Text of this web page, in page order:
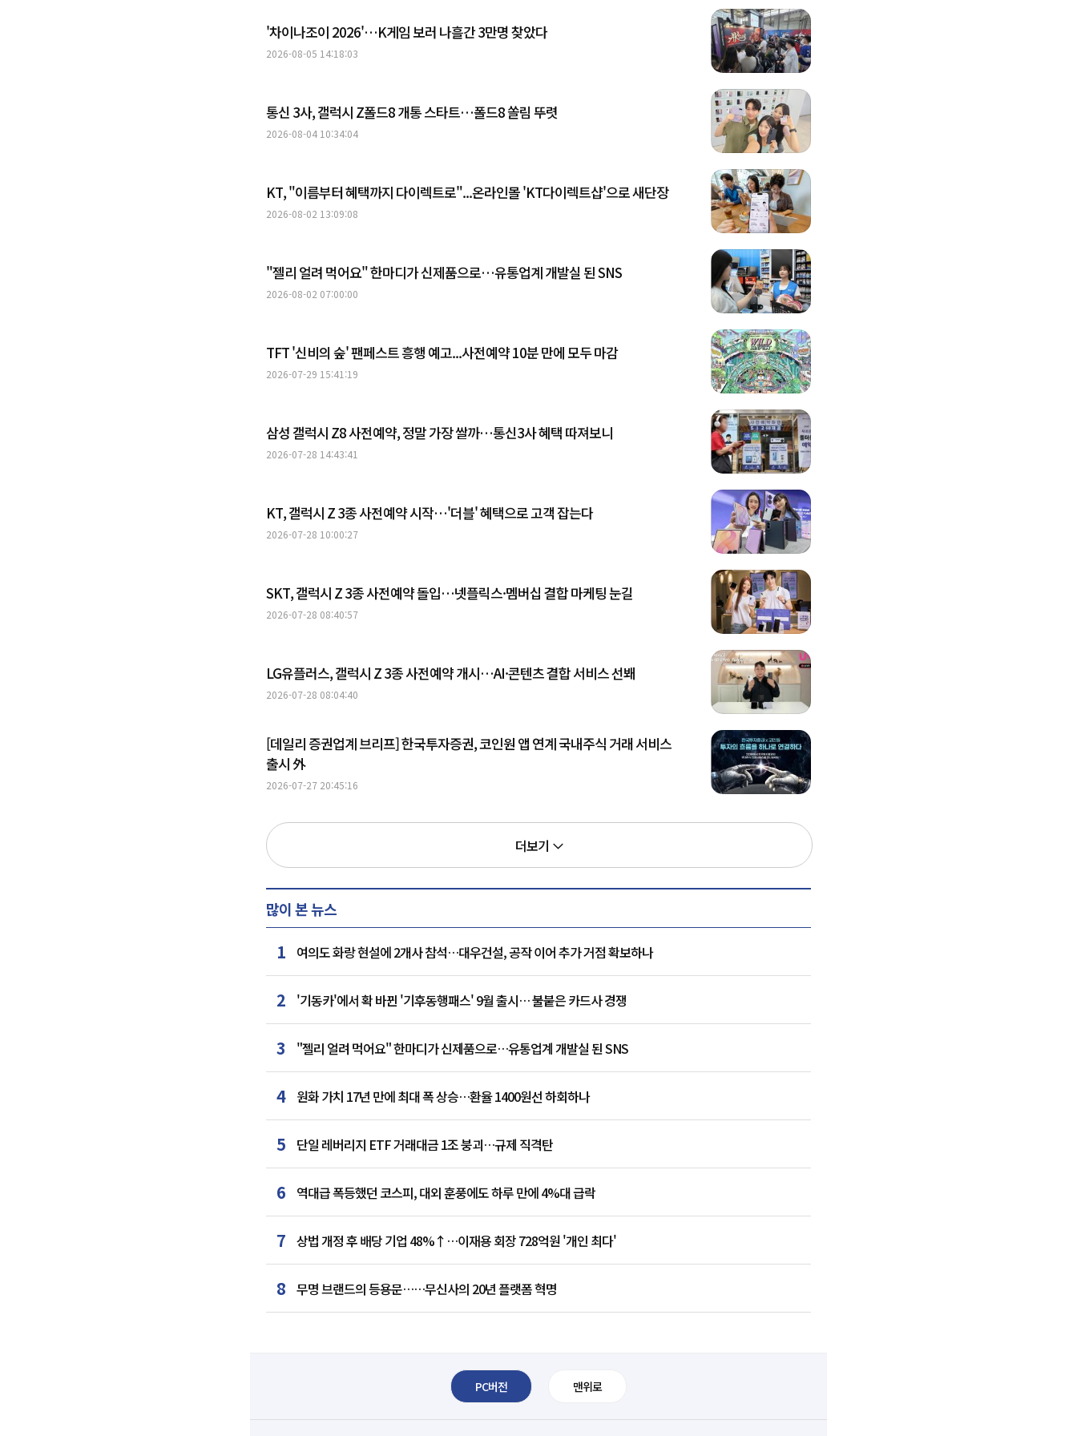
'차이나조이 2026'…K게임 보러 나흘간 3만명 찾았다
2026-08-05 14:18:03
통신 3사, 갤럭시 Z폴드8 개통 스타트…폴드8 쏠림 뚜렷
2026-08-04 10:34:04
KT, "이름부터 혜택까지 다이렉트로"...온라인몰 'KT다이렉트샵'으로 새단장
2026-08-02 13:09:08
"젤리 얼려 먹어요" 한마디가 신제품으로…유통업계 개발실 된 SNS
2026-08-02 07:00:00
TFT '신비의 숲' 팬페스트 흥행 예고...사전예약 10분 만에 모두 마감
2026-07-29 15:41:19
삼성 갤럭시 Z8 사전예약, 정말 가장 쌀까…통신3사 혜택 따져보니
2026-07-28 14:43:41
KT, 갤럭시 Z 3종 사전예약 시작…'더블' 혜택으로 고객 잡는다
2026-07-28 10:00:27
SKT, 갤럭시 Z 3종 사전예약 돌입…넷플릭스·멤버십 결합 마케팅 눈길
2026-07-28 08:40:57
LG유플러스, 갤럭시 Z 3종 사전예약 개시…AI·콘텐츠 결합 서비스 선봬
2026-07-28 08:04:40
[데일리 증권업계 브리프] 한국투자증권, 코인원 앱 연계 국내주식 거래 서비스
출시 外
2026-07-27 20:45:16
더보기
많이 본 뉴스
1 여의도 화랑 현설에 2개사 참석…대우건설, 공작 이어 추가 거점 확보하나
2 '기동카'에서 확 바뀐 '기후동행패스' 9월 출시… 불붙은 카드사 경쟁
3 "젤리 얼려 먹어요" 한마디가 신제품으로…유통업계 개발실 된 SNS
4 원화 가치 17년 만에 최대 폭 상승…환율 1400원선 하회하나
5 단일 레버리지 ETF 거래대금 1조 붕괴…규제 직격탄
6 역대급 폭등했던 코스피, 대외 훈풍에도 하루 만에 4%대 급락
7 상법 개정 후 배당 기업 48%↑…이재용 회장 728억원 '개인 최다'
8 무명 브랜드의 등용문……무신사의 20년 플랫폼 혁명
PC버전 맨위로